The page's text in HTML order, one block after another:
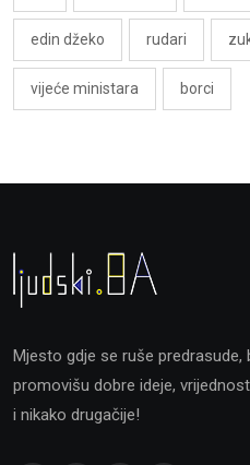
edin džeko rudari
vijeće ministara borci
Mjesto gdje se ruše predrasude,
promovišu dobre ideje,
i nikako drugačije!